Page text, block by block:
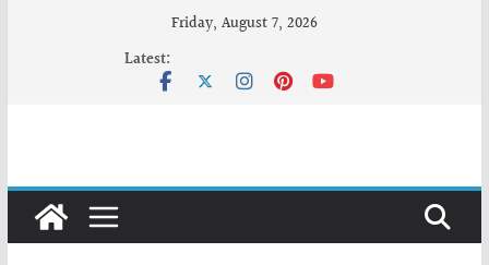
Friday, August 7, 2026
Latest: